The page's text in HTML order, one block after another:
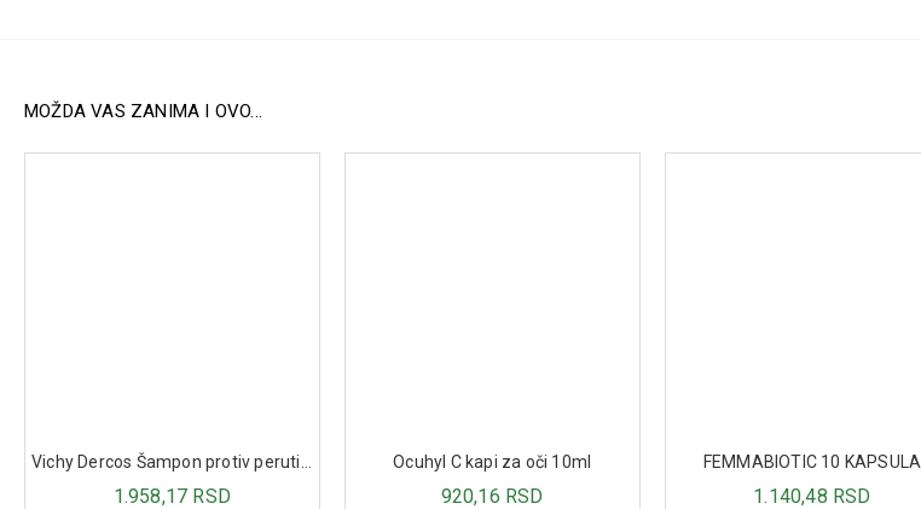
MOŽDA VAS ZANIMA I OVO...
1.958,17 RSD
Ocuhyl C kapi za oči 10ml
920,16 RSD
FEMMABIOTIC 10 KAPSULA
1.140,48 RSD